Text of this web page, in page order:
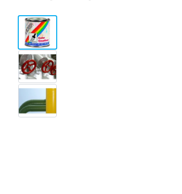
View larger image
View larger image
View larger image